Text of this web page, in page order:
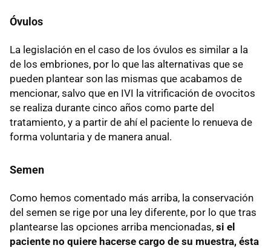
Óvulos
La legislación en el caso de los óvulos es similar a la
de los embriones, por lo que las alternativas que se
pueden plantear son las mismas que acabamos de
mencionar, salvo que en IVI la vitrificación de ovocitos
se realiza durante cinco años como parte del
tratamiento, y a partir de ahí el paciente lo renueva de
forma voluntaria y de manera anual.
Semen
Como hemos comentado más arriba, la conservación
del semen se rige por una ley diferente, por lo que tras
plantearse las opciones arriba mencionadas, si el
paciente no quiere hacerse cargo de su muestra, ésta